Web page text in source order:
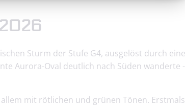
Sturm der Stufe G4, ausgelöst durch
Aurora-Oval deutlich nach Süden
mit rötlichen und grünen Tönen.